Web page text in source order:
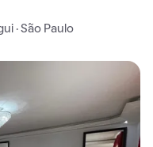
· São Paulo